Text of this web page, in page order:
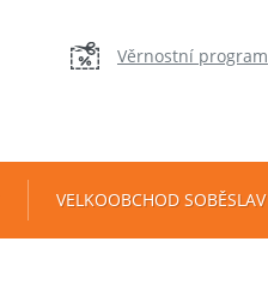
Věrnostní program
VELKOOBCHOD SOBĚSLAV